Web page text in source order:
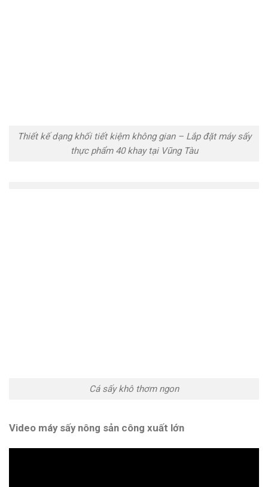
Thiết kế dạng khối tiết kiệm không gian – Lắp đặt máy sấy
thực phẩm 40 khay tại Vũng Tàu
Cá sấy khô thơm ngon
Video máy sấy nông sản công xuất lớn